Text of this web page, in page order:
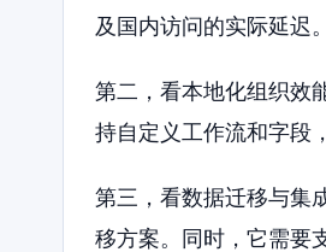
及国内访问的实际延迟
第二，看本地化组织效
持自定义工作流和字段
第三，看数据迁移与集
移方案。同时，它需要